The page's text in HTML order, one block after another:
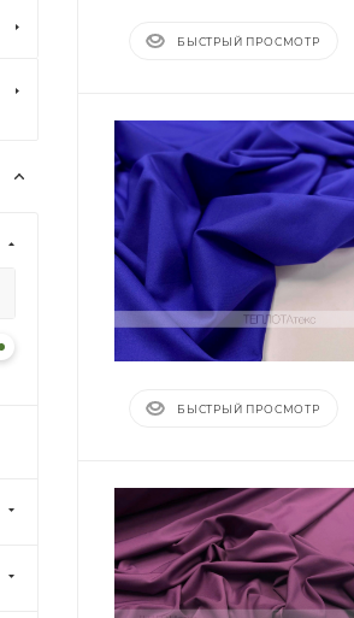
БЫСТРЫЙ ПРОСМОТР
БЫСТРЫЙ ПРОСМОТР